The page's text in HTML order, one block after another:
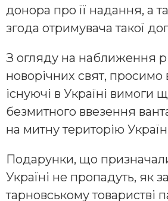
донора про її надання, а
згода отримувача такої
З огляду на наближення
новорічних свят, просимо
існуючі в Україні вимоги
безмитного ввезення
на митну територію
Подарунки, що
Україні не пропадуть, як
тарновському товаристві